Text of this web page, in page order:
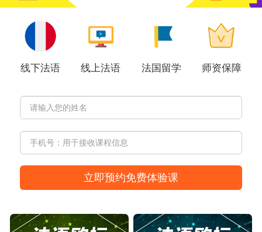
线下法语 线上法语 法国留学 师资保障